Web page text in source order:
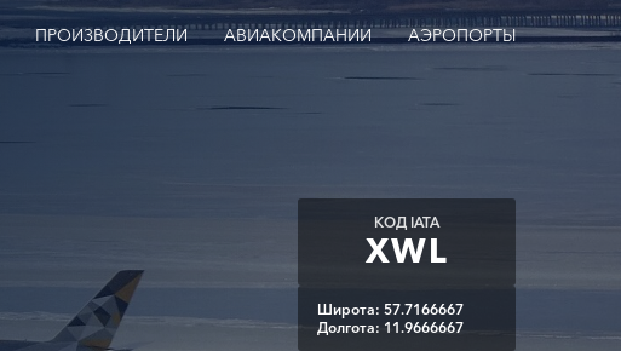
ПРОИЗВОДИТЕЛИ АВИАКОМПАНИИ АЭРОПОРТЫ
КОД IATA
XWL
Широта: 57.7166667
Долгота: 11.9666667